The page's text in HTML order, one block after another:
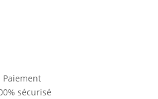
Paiement
sécurisé